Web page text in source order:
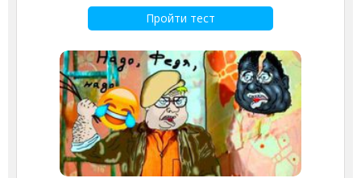
Пройти тест